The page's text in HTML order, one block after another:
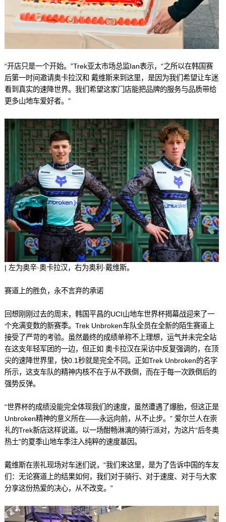
“开店只是一个开始。”Trek亚太市场总监Ian表示，“之所以在韩国赛
后第一时间邀请奥卡拉汉和 戴维斯来到这里，是因为我们希望让车迷
看到真实的速降世界。我们希望这家门店能把品牌的服务与品质带给
更多山地车爱好者。”
| 左为奥辛·奥卡拉汉，右为奥利·戴维斯。
赛道上的胜负，永不言弃的承诺
回想刚刚过去的周末，韩国平昌的UCI山地车世界杯揭幕战迎来了一
个充满变数的新赛季。Trek Unbroken车队全员在全新的陌生赛道上
接受了严苛的考验。虽然最终的成绩单称不上理想，运气并未完全站
在这支年轻军团的一边，但正如 奥卡拉汉在采访中反复强调的，在顶
尖的速降世界里，快0.1秒就是完全不同。正如Trek Unbroken的名字
所示，这支车队的精神内核不在于从不跌倒，而在于每一次跌倒后的
强势反弹。
“世界杯的成绩没能完全体现我们的速度，虽然遭遇了爆胎，但这正是
Unbroken精神的意义所在——永远向前，从不止步。” 爱尔兰人在崇
礼的Trek新店这样说道。以一场酣畅淋漓的骑行派对，为这片“后冬奥
热土”的夏季山地车季注入纯粹的速度基因。
戴维斯在崇礼现场对车迷们说，“我们来这里，是为了告诉中国的车友
们：无论赛道上的结果如何，我们对于骑行、对于速度、对于与大家
分享这份热爱的决心，从不改变。”